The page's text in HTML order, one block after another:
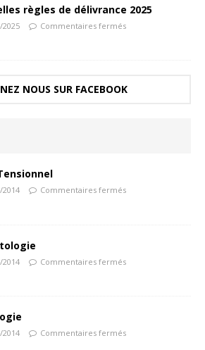
règles de délivrance 2025
2025 Commentaires fermés
NOUS SUR FACEBOOK
2014 Commentaires fermés
2014 Commentaires fermés
2014 Commentaires fermés